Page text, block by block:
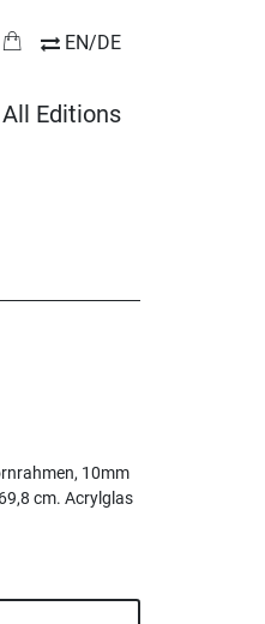
EN/DE
All Editions
10mm
cm. Acrylglas